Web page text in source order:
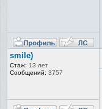
smile)
Стаж: 13 лет
Сообщений: 3757